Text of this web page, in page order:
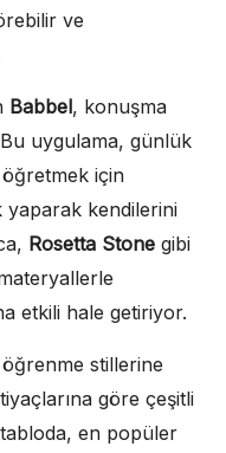
ve
Babbel, konuşma
uygulama, günlük
öğretmek için
yaparak kendilerini
Rosetta Stone gibi
etkili hale getiriyor.
stillerine
göre çeşitli
en popüler